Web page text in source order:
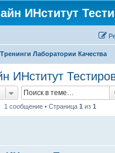
ИНститут
Тренинги Лаборатории Качества
ИНститут
1 сообщение • Страница 1 из 1